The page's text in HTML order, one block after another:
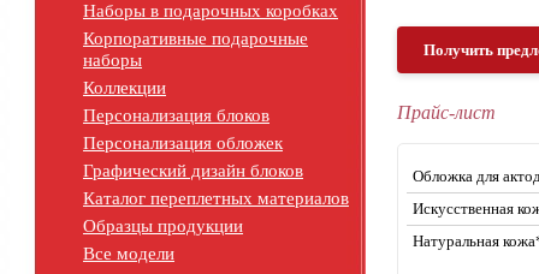
Наборы в подарочных коробках
Корпоративные подарочные
наборы
Коллекции
Персонализация блоков
Персонализация обложек
Графический дизайн блоков
Каталог переплетных материалов
Образцы продукции
Все модели
Получить
Прайс-лист
Обложка для
Искусственная
Натуральная